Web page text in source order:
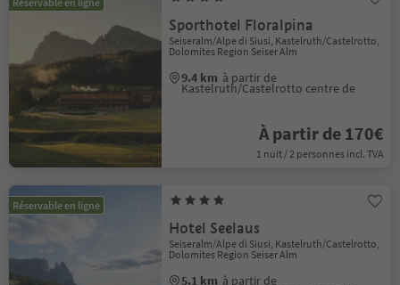
Sporthotel Floralpina
Seiseralm/Alpe di Siusi, Kastelruth/Castelrotto,
Dolomites Region Seiser Alm
9.4 km à partir de
Kastelruth/Castelrotto centre de
À partir de 170€
1 nuit / 2 personnes incl. TVA
Réservable en ligne
Hotel Seelaus
Seiseralm/Alpe di Siusi, Kastelruth/Castelrotto,
Dolomites Region Seiser Alm
5.1 km à partir de